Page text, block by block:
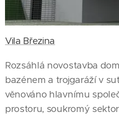
Vila Březina
Rozsáhlá novostavba
bazénem a trojgaráží v
věnováno hlavnímu
prostoru, soukromý